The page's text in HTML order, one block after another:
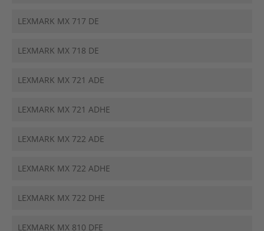
LEXMARK MX 717 DE
LEXMARK MX 718 DE
LEXMARK MX 721 ADE
LEXMARK MX 721 ADHE
LEXMARK MX 722 ADE
LEXMARK MX 722 ADHE
LEXMARK MX 722 DHE
LEXMARK MX 810 DFE